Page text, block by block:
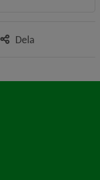
Dela
öppnas i nytt